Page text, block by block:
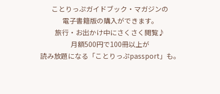
ことりっぷガイドブック・マガジンの
電子書籍版の購入ができます。
旅行・お出かけ中にさくさく閲覧♪
月額500円で100冊以上が
読み放題になる「ことりっぷpassport」も。